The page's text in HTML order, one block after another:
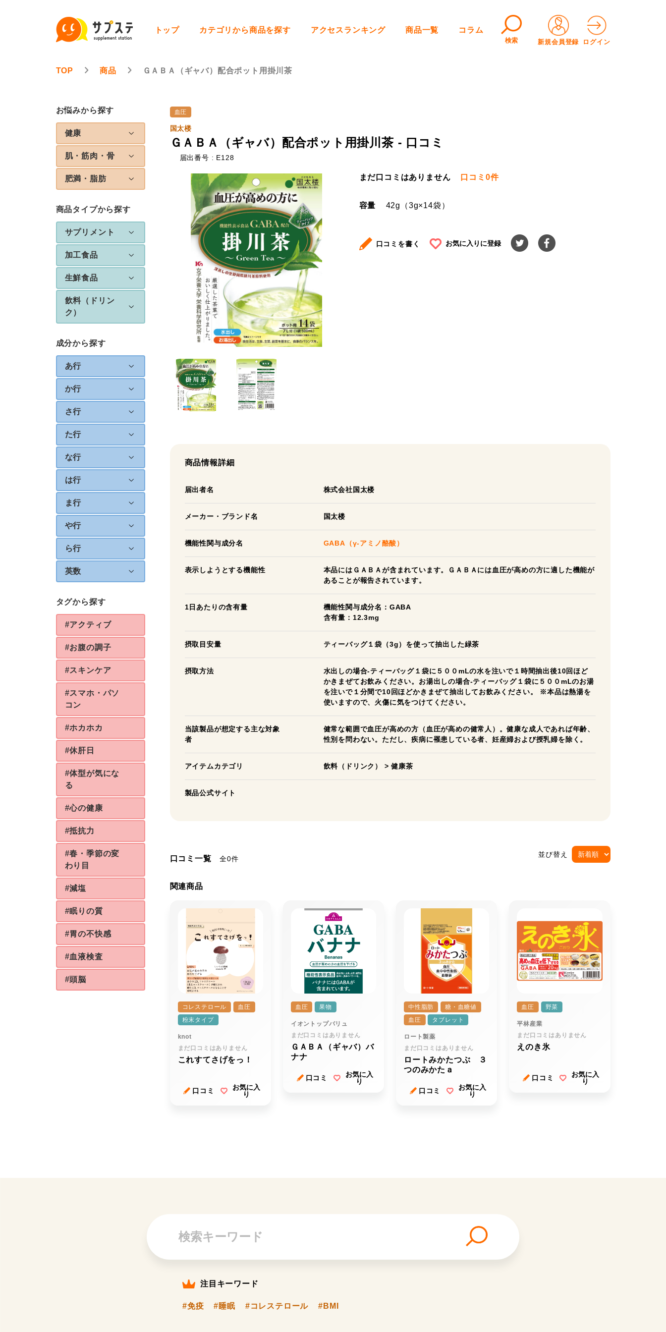
トップ カテゴリから商品を探す アクセスランキング 商品一覧 コラム
検索 新規会員登録 ログイン
TOP 商品 ＧＡＢＡ（ギャバ）配合ポット用掛川茶
お悩みから探す
健康
肌・筋肉・骨
肥満・脂肪
商品タイプから探す
サプリメント
加工食品
生鮮食品
飲料（ドリン
ク）
成分から探す
あ行
か行
さ行
た行
な行
は行
ま行
や行
ら行
英数
タグから探す
#アクティブ
#お腹の調子
#スキンケア
#スマホ・パソ
コン
#ホカホカ
#休肝日
#体型が気にな
る
#心の健康
#抵抗力
#春・季節の変
わり目
#減塩
#眠りの質
#胃の不快感
#血液検査
#頭脳
血圧
国太楼
ＧＡＢＡ（ギャバ）配合ポット用掛川茶 - 口コミ
届出番号 : E128
まだ口コミはありません 口コミ 0件
容量 42g（3g×14袋）
口コミを書く お気に入りに登録
商品情報詳細
届出者名 株式会社国太楼
メーカー・ブランド名 国太楼
機能性関与成分名 GABA（γ-アミノ酪酸）
表示しようとする機能性
本品にはＧＡＢＡが含まれています。ＧＡＢＡには血圧が高めの方に適した機能が
あることが報告されています。
1日あたりの含有量
機能性関与成分名：GABA
含有量：12.3mg
摂取目安量 ティーバッグ１袋（3g）を使って抽出した緑茶
摂取方法
水出しの場合-ティーバッグ１袋に５００mLの水を注いで１時間抽出後10回ほど
かきまぜてお飲みください。お湯出しの場合-ティーバッグ１袋に５００mLのお湯
を注いで１分間で10回ほどかきまぜて抽出してお飲みください。 ※本品は熱湯を
使いますので、火傷に気をつけてください。
当該製品が想定する主な対象
者
健常な範囲で血圧が高めの方（血圧が高めの健常人）。健康な成人であれば年齢、
性別を問わない。ただし、疾病に罹患している者、妊産婦および授乳婦を除く。
アイテムカテゴリ 飲料（ドリンク） >健康茶
製品公式サイト
口コミ一覧 全0件
並び替え
関連商品
コレステロール
血圧
粉末タイプ
knot
まだ口コミはありません
これすてさげをっ！
口コミ
お気に入
り
血圧 果物
イオントップバリュ
まだ口コミはありません
ＧＡＢＡ（ギャバ）バ
ナナ
口コミ
お気に入
り
中性脂肪
糖・血糖値
血圧
タブレット
ロート製薬
まだ口コミはありません
ロートみかたつぶ ３
つのみかたａ
口コミ
お気に入
り
血圧 野菜
平林産業
まだ口コミはありません
えのき氷
口コミ
お気に入
り
注目キーワード
#免疫 #睡眠 #コレステロール #BMI